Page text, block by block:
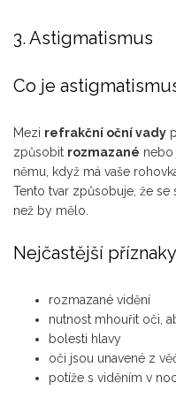
3. Astigmatismus
Co je
Mezi refrakční oční vady
způsobit rozmazané nebo
němu, když má vaše
Tento tvar způsobuje, že se
než by mělo.
Nejčastější
rozmazané vidění
nutnost mhouřit oči,
bolesti hlavy
oči jsou unavené z
potíže s viděním v